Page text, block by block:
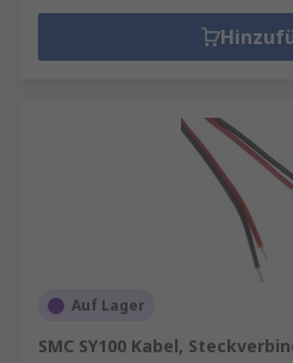
Auf Lager
SMC SY100 Kabel,